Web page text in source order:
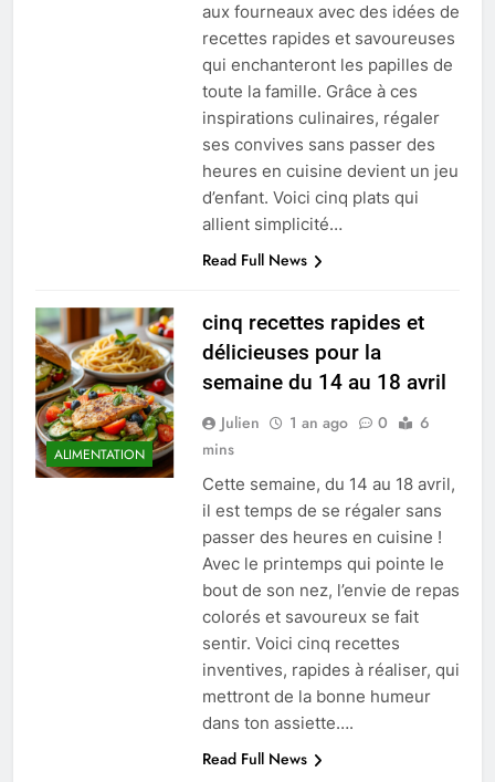
aux fourneaux avec des idées de
recettes rapides et savoureuses
qui enchanteront les papilles de
toute la famille. Grâce à ces
inspirations culinaires, régaler
ses convives sans passer des
heures en cuisine devient un jeu
d’enfant. Voici cinq plats qui
allient simplicité…
Read Full News
ALIMENTATION
cinq recettes rapides et
délicieuses pour la
semaine du 14 au 18 avril
Julien 1 an ago 0
6
mins
Cette semaine, du 14 au 18 avril,
il est temps de se régaler sans
passer des heures en cuisine !
Avec le printemps qui pointe le
bout de son nez, l’envie de repas
colorés et savoureux se fait
sentir. Voici cinq recettes
inventives, rapides à réaliser, qui
mettront de la bonne humeur
dans ton assiette….
Read Full News